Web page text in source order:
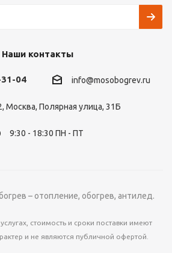
Наши контакты
04 info@mosobogrev.ru
Москва, Полярная улица, 31Б
9:30 - 18:30 ПН - ПТ
– отопление, обогрев, антилед.
стоимость и сроки поставки имеют
и не являются публичной офертой.